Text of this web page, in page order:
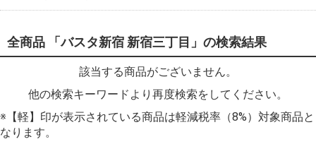
嶽
%D8%B3%D8%A7%D8%AD%D9%84
%D8%A8%D8%B1%D8%A7%DB%8C
%D8%B4%D9%86%D8%A7
%D8%A8%D8%A7%D9%86%D9%88%D8%A7%D9%86
全商品 「バスタ新宿 新宿三丁目」の検索結果
該当する商品がございません。
他の検索キーワードより再度検索をしてください。
※【軽】印が表示されている商品は軽減税率（8%）対象商品と
なります。